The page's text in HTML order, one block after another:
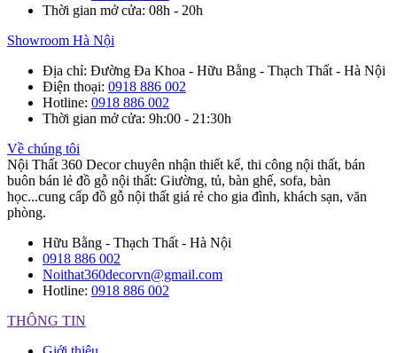
Thời gian mở cửa: 08h - 20h
Showroom Hà Nội
Địa chỉ: Đường Đa Khoa - Hữu Bằng - Thạch Thất - Hà Nội
Điện thoại: 0918 886 002
Hotline: 0918 886 002
Thời gian mở cửa: 9h:00 - 21:30h
Về chúng tôi
Nội Thất 360 Decor chuyên nhận thiết kế, thi công nội thất, bán
buôn bán lẻ đồ gỗ nội thất: Giường, tủ, bàn ghế, sofa, bàn
học...cung cấp đồ gỗ nội thất giá rẻ cho gia đình, khách sạn, văn
phòng.
Hữu Bằng - Thạch Thất - Hà Nội
0918 886 002
Noithat360decorvn@gmail.com
Hotline: 0918 886 002
THÔNG TIN